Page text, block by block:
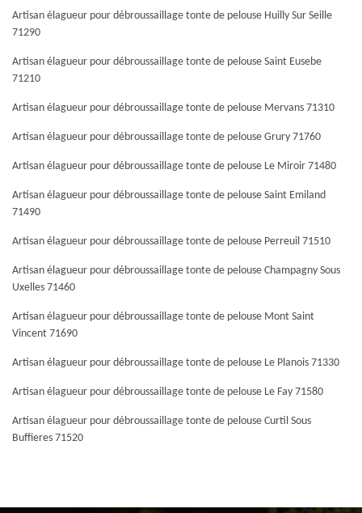
Artisan élagueur pour débroussaillage tonte de pelouse Huilly Sur Seille
71290
Artisan élagueur pour débroussaillage tonte de pelouse Saint Eusebe
71210
Artisan élagueur pour débroussaillage tonte de pelouse Mervans 71310
Artisan élagueur pour débroussaillage tonte de pelouse Grury 71760
Artisan élagueur pour débroussaillage tonte de pelouse Le Miroir 71480
Artisan élagueur pour débroussaillage tonte de pelouse Saint Emiland
71490
Artisan élagueur pour débroussaillage tonte de pelouse Perreuil 71510
Artisan élagueur pour débroussaillage tonte de pelouse Champagny Sous
Uxelles 71460
Artisan élagueur pour débroussaillage tonte de pelouse Mont Saint
Vincent 71690
Artisan élagueur pour débroussaillage tonte de pelouse Le Planois 71330
Artisan élagueur pour débroussaillage tonte de pelouse Le Fay 71580
Artisan élagueur pour débroussaillage tonte de pelouse Curtil Sous
Buffieres 71520